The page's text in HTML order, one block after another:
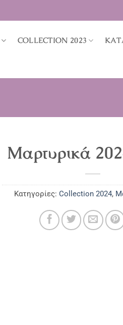
COLLECTION 2023
Μαρτυρικά
Κατηγορίες: Collection 2024,